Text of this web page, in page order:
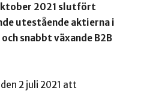
2021 slutfört
utestående aktierna i
snabbt växande B2B
2 juli 2021 att